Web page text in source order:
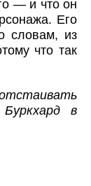
— и что он
Его
словам, из
что так
в